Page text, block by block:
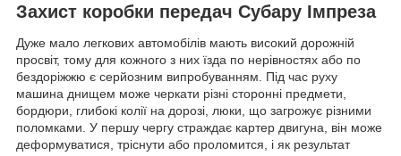
Захист коробки передач Субару Імпреза
Дуже мало легкових автомобілів мають високий дорожній
просвіт, тому для кожного з них їзда по нерівностях або по
бездоріжжю є серйозним випробуванням. Під час руху
машина днищем може черкати різні сторонні предмети,
бордюри, глибокі колії на дорозі, люки, що загрожує різними
поломками. У першу чергу страждає картер двигуна, він може
деформуватися, тріснути або проломится, і як результат